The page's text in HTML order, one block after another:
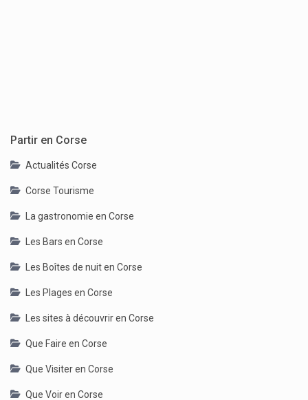
Partir en Corse
Actualités Corse
Corse Tourisme
La gastronomie en Corse
Les Bars en Corse
Les Boîtes de nuit en Corse
Les Plages en Corse
Les sites à découvrir en Corse
Que Faire en Corse
Que Visiter en Corse
Que Voir en Corse